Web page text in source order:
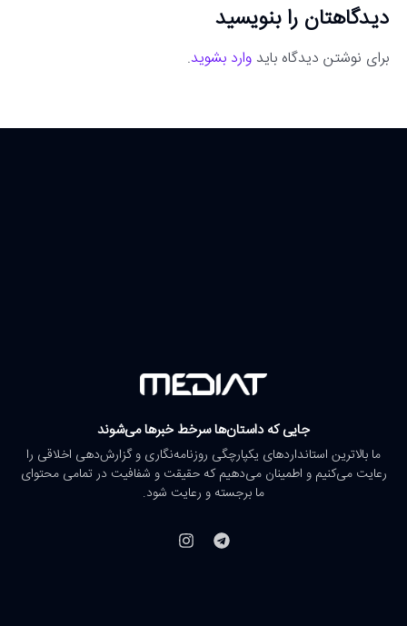
دیدگاهتان را بنویسید
برای نوشتن دیدگاه باید وارد بشوید.
جایی که داستان‌ها سرخط خبرها می‌شوند
ما بالاترین استانداردهای یکپارچگی روزنامه‌نگاری و گزارش‌دهی اخلاقی را
رعایت می‌کنیم و اطمینان می‌دهیم که حقیقت و شفافیت در تمامی محتوای
ما برجسته و رعایت شود.